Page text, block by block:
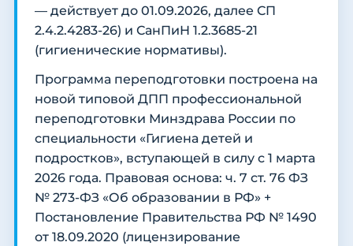
— действует до 01.09.2026, далее СП
2.4.2.4283-26) и СанПиН 1.2.3685-21
(гигиенические нормативы).
Программа переподготовки построена на
новой типовой ДПП профессиональной
переподготовки Минздрава России по
специальности «Гигиена детей и
подростков», вступающей в силу с 1 марта
2026 года. Правовая основа: ч. 7 ст. 76 ФЗ
№ 273-ФЗ «Об образовании в РФ» +
Постановление Правительства РФ № 1490
от 18.09.2020 (лицензирование